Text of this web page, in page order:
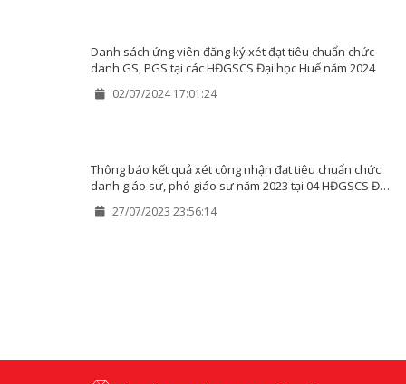
Danh sách ứng viên đăng ký xét đạt tiêu chuẩn chức
danh GS, PGS tại các HĐGSCS Đại học Huế năm 2024
02/07/2024 17:01:24
Thông báo kết quả xét công nhận đạt tiêu chuẩn chức
danh giáo sư, phó giáo sư năm 2023 tại 04 HĐGSCS Đại
học Huế
27/07/2023 23:56:14